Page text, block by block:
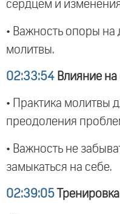
сердцем и
• Важность опоры на
молитвы.
02:33:54 Влияние на
• Практика молитвы
преодоления
• Важность не
замыкаться на себе.
02:39:05